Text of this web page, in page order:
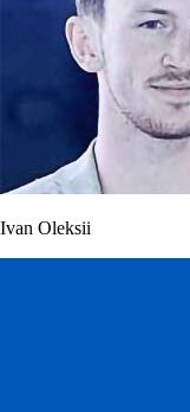
Ivan Oleksii